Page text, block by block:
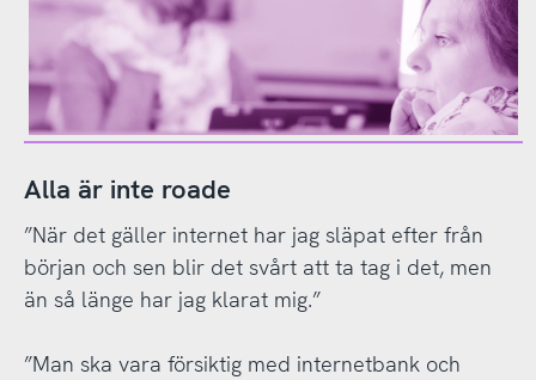
Alla är inte roade
”När det gäller internet har jag släpat efter från
början och sen blir det svårt att ta tag i det, men
än så länge har jag klarat mig.”
”Man ska vara försiktig med internetbank och